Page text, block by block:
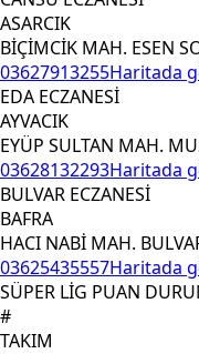
ASARCIK
BİÇİMCİK MAH. ESEN
03627913255Haritada
EDA ECZANESİ
AYVACIK
EYÜP SULTAN MAH.
03628132293Haritada
BULVAR ECZANESİ
BAFRA
HACI NABİ MAH.
03625435557Haritada
SÜPER LİG PUAN
#
TAKIM